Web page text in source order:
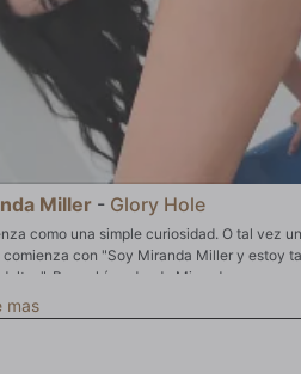
Miller - Glory Hole
como una simple curiosidad. O tal vez
comienza con "Soy Miranda Miller y estoy
Pero ahí es donde Miranda se
algo para regalarle a mi mejor amiga.
que los ojos de Miranda se desvíen, y